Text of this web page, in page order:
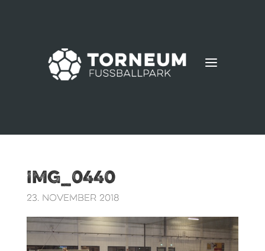
a
IMG_0440
23. November 2018